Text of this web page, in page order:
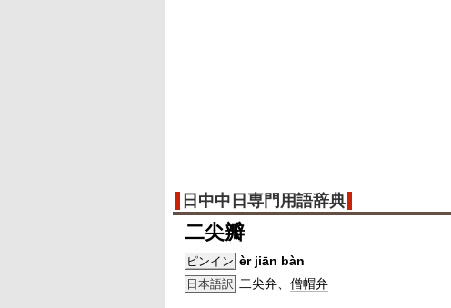
日中中日専門用語辞典
二尖瓣
ピンイン èr jiān bàn
日本語訳 二尖弁、 僧帽弁